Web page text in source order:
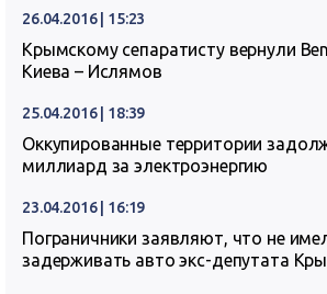
26.04.2016 | 15:23
Крымскому сепаратисту вернули
Киева – Ислямов
25.04.2016 | 18:39
Оккупированные территории
миллиард за электроэнергию
23.04.2016 | 16:19
Пограничники заявляют, что не
задерживать авто экс-депутата